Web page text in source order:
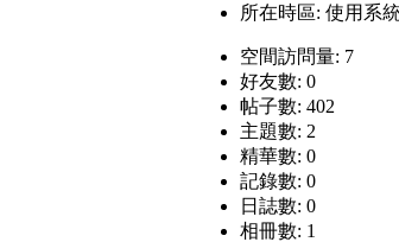
所在時區: 使用系
空間訪問量: 7
好友數: 0
帖子數: 402
主題數: 2
精華數: 0
記錄數: 0
日誌數: 0
相冊數: 1